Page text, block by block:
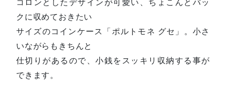
コロンとしたデザインが可愛い、ちょこんとバッ
クに収めておきたい
サイズのコインケース「ポルトモネ グセ」。小さ
いながらもきちんと
仕切りがあるので、小銭をスッキリ収納する事が
できます。